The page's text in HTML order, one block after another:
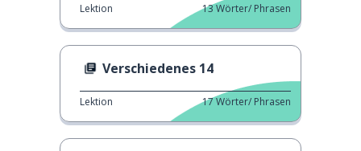
Lektion 13Wörter/ Phrasen
Verschiedenes 14
Lektion 17Wörter/ Phrasen